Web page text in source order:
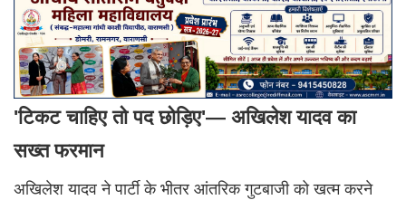
'टिकट चाहिए तो पद छोड़िए'— अखिलेश यादव का
सख्त फरमान
अखिलेश यादव ने पार्टी के भीतर आंतरिक गुटबाजी को खत्म करने